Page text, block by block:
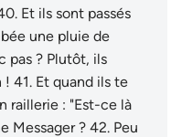
. Et ils sont passés
une pluie de
pas ? Plutôt, ils
! 41. Et quand ils te
raillerie : "Est-ce là
Messager ? 42. Peu